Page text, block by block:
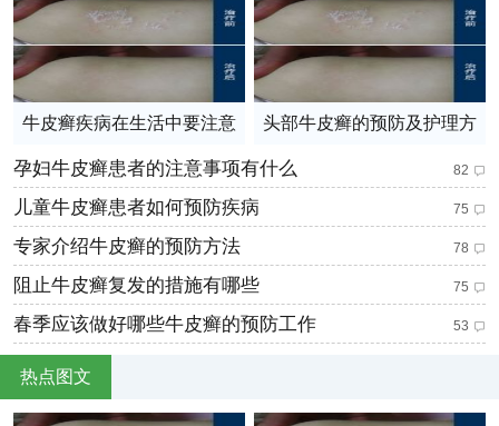
牛皮癣疾病在生活中要注意
哪些饮食
头部牛皮癣的预防及护理方
孕妇牛皮癣患者的注意事项有什么 82
儿童牛皮癣患者如何预防疾病 75
专家介绍牛皮癣的预防方法 78
阻止牛皮癣复发的措施有哪些 75
春季应该做好哪些牛皮癣的预防工作 53
热点图文